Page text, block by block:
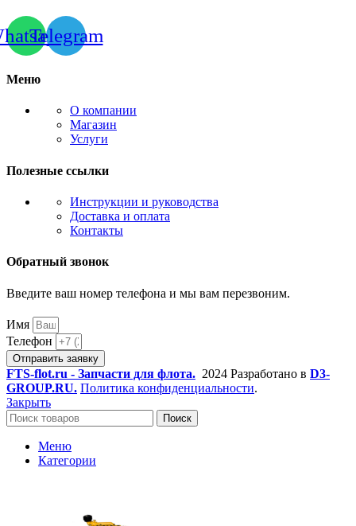
Telegram
Меню
О компании
Магазин
Услуги
Полезные ссылки
Инструкции и руководства
Доставка и оплата
Контакты
Обратный звонок
Введите ваш номер телефона и мы вам перезвоним.
Имя
Телефон
Отправить заявку
FTS-flot.ru - Запчасти для флота. 2024 Разработано в D3-
GROUP.RU. Политика конфиденциальности.
Закрыть
Поиск
Меню
Категории